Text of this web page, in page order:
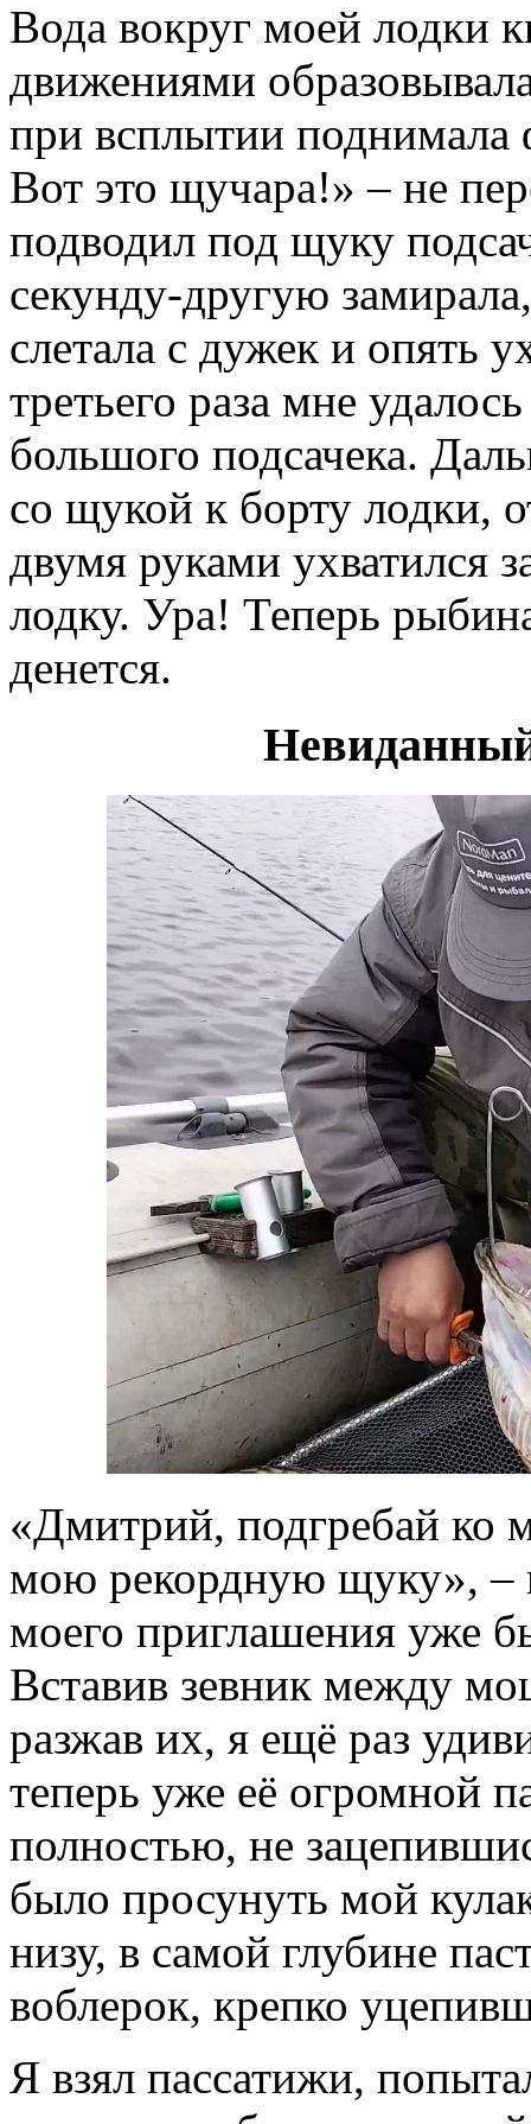
Вода вокруг моей лодки
движениями
при всплытии поднимала
Вот это щучара!» – не
подводил под щуку
секунду-другую
слетала с дужек и опять
третьего раза мне
большого подсачека.
со щукой к борту лодки,
двумя руками ухватился
лодку. Ура! Теперь
денется.
«Дмитрий, подгребай ко
мою рекордную щуку», –
моего приглашения уже
Вставив зевник между
разжав их, я ещё раз
теперь уже её огромной
полностью, не
было просунуть мой
низу, в самой глубине
воблерок, крепко
Я взял пассатижи,